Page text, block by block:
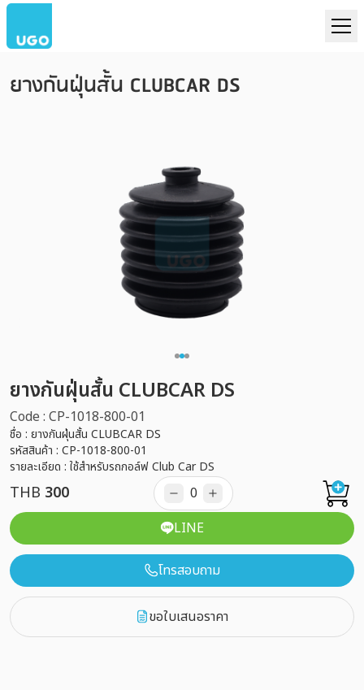
ยางกันฝุ่นสั้น CLUBCAR DS
ยางกันฝุ่นสั้น CLUBCAR DS
Code : CP-1018-800-01
ชื่อ : ยางกันฝุ่นสั้น CLUBCAR DS
รหัสสินค้า : CP-1018-800-01
รายละเอียด : ใช้สำหรับรถกอล์ฟ Club Car DS
THB 300
LINE
โทรสอบถาม
ขอใบเสนอราคา